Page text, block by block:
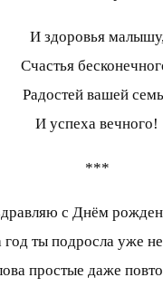
И здоровья малышу,
Счастья
Радостей вашей
И успеха вечного!
***
с Днём
год ты подросла уже
простые даже